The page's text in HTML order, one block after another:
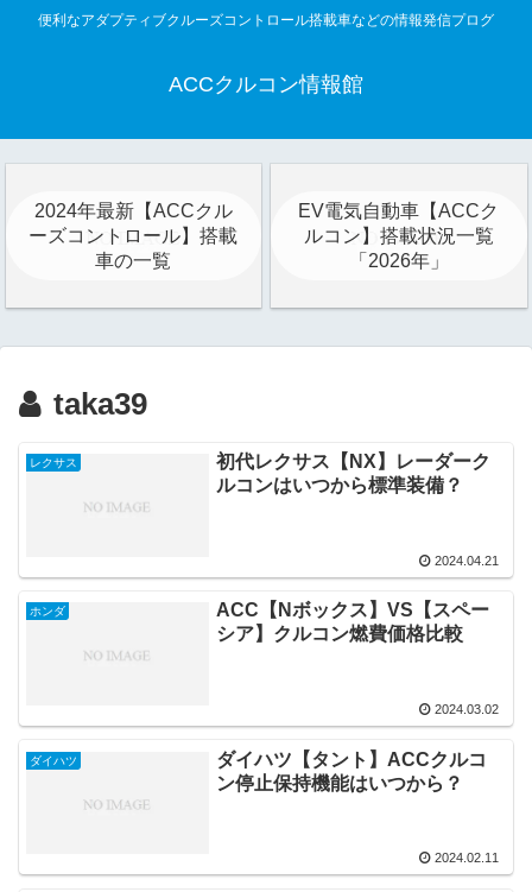
便利なアダプティブクルーズコントロール搭載車などの情報発信プログ
ACCクルコン情報館
2024年最新【ACCクル
ーズコントロール】搭載
車の一覧
EV電気自動車【ACCク
ルコン】搭載状況一覧
「2026年」
taka39
レクサス
初代レクサス【NX】レーダーク
ルコンはいつから標準装備？
2024.04.21
ホンダ
ACC【Nボックス】VS【スペー
シア】クルコン燃費価格比較
2024.03.02
ダイハツ
ダイハツ【タント】ACCクルコ
ン停止保持機能はいつから？
2024.02.11